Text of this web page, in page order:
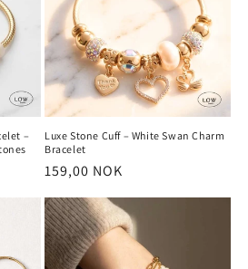
–
Luxe Stone Cuff – White Swan Charm
Bracelet
Vanlig
pris
159,00 NOK